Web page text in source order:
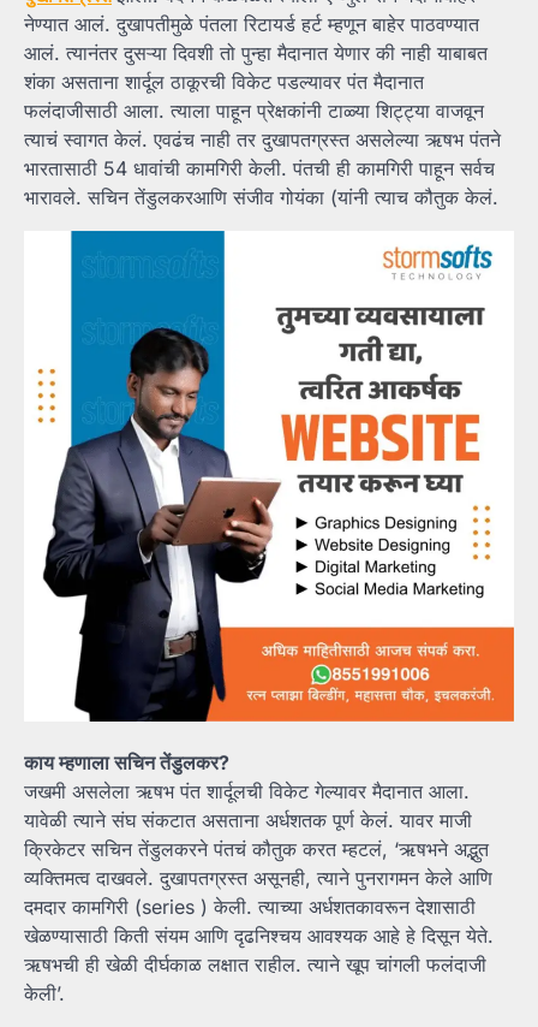
नेण्यात आलं. दुखापतीमुळे पंतला रिटायर्ड हर्ट म्हणून बाहेर पाठवण्यात
आलं. त्यानंतर दुसऱ्या दिवशी तो पुन्हा मैदानात येणार की नाही याबाबत
शंका असताना शार्दूल ठाकूरची विकेट पडल्यावर पंत मैदानात
फलंदाजीसाठी आला. त्याला पाहून प्रेक्षकांनी टाळ्या शिट्ट्या वाजवून
त्याचं स्वागत केलं. एवढंच नाही तर दुखापतग्रस्त असलेल्या ऋषभ पंतने
भारतासाठी 54 धावांची कामगिरी केली. पंतची ही कामगिरी पाहून सर्वच
भारावले. सचिन तेंडुलकरआणि संजीव गोयंका (यांनी त्याच कौतुक केलं.
काय म्हणाला सचिन तेंडुलकर?
जखमी असलेला ऋषभ पंत शार्दूलची विकेट गेल्यावर मैदानात आला.
यावेळी त्याने संघ संकटात असताना अर्धशतक पूर्ण केलं. यावर माजी
क्रिकेटर सचिन तेंडुलकरने पंतचं कौतुक करत म्हटलं, ‘ऋषभने अद्भुत
व्यक्तिमत्व दाखवले. दुखापतग्रस्त असूनही, त्याने पुनरागमन केले आणि
दमदार कामगिरी (series ) केली. त्याच्या अर्धशतकावरून देशासाठी
खेळण्यासाठी किती संयम आणि दृढनिश्चय आवश्यक आहे हे दिसून येते.
ऋषभची ही खेळी दीर्घकाळ लक्षात राहील. त्याने खूप चांगली फलंदाजी
केली’.